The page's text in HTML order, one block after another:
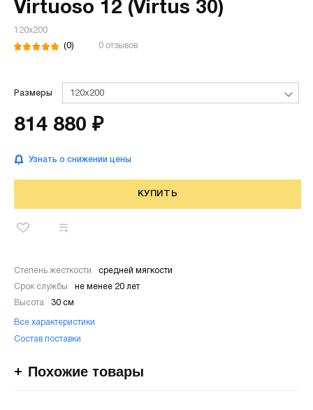
Virtuoso 12 (Virtus 30)
120х200
(0) 0 отзывов
Размеры 120х200
814 880 ₽
Узнать о снижении цены
КУПИТЬ
Степень жесткости средней мягкости
Срок службы не менее 20 лет
Высота 30 см
Все характеристики
Состав поставки
Похожие товары